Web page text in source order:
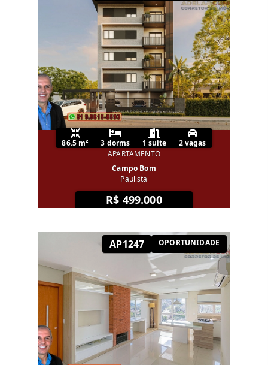
86.5 m² 3 dorms 1 suíte
2 vagas
APARTAMENTO
Campo Bom
Paulista
R$ 499.000
AP1247 OPORTUNIDADE